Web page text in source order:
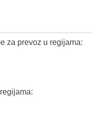
za prevoz u regijama: